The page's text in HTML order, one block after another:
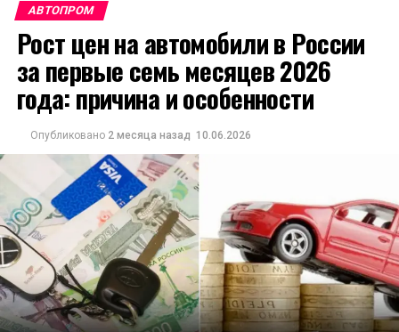
АВТОПРОМ
Рост цен на автомобили в России
за первые семь месяцев 2026
года: причина и особенности
Опубликовано 2 месяца назад 10.06.2026